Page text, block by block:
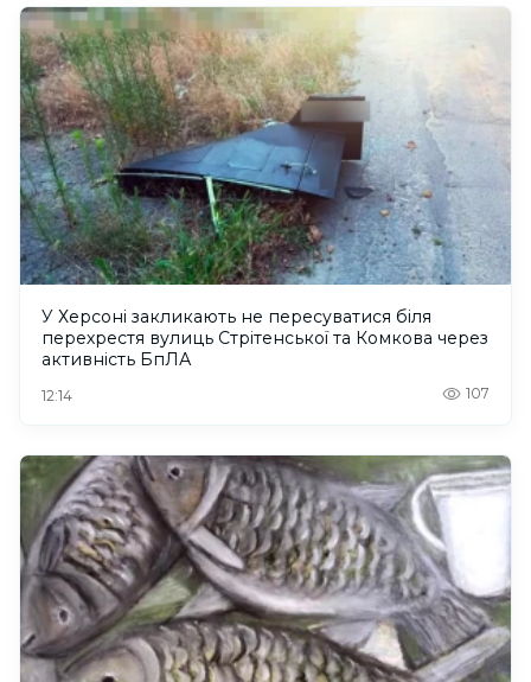
У Херсоні закликають не пересуватися біля
перехрестя вулиць Стрітенської та Комкова через
активність БпЛА
12:14 107